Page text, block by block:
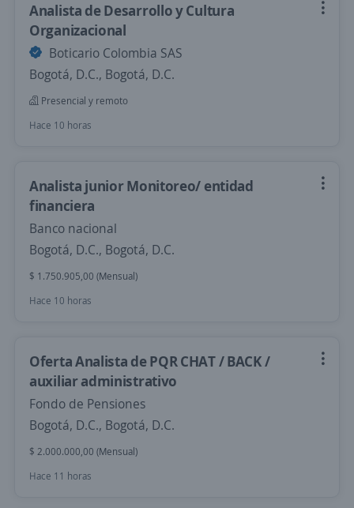
Analista de Desarrollo y Cultura
Organizacional
Boticario Colombia SAS
Bogotá, D.C., Bogotá, D.C.
Presencial y remoto
Hace 10 horas
Analista junior Monitoreo/ entidad
financiera
Banco nacional
Bogotá, D.C., Bogotá, D.C.
$ 1.750.905,00 (Mensual)
Hace 10 horas
Oferta Analista de PQR CHAT / BACK /
auxiliar administrativo
Fondo de Pensiones
Bogotá, D.C., Bogotá, D.C.
$ 2.000.000,00 (Mensual)
Hace 11 horas